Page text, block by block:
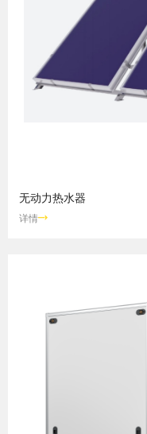
无动力热水器
详情